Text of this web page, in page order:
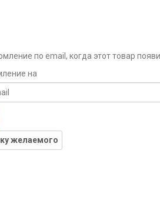
по email, когда этот товар
на
желаемого